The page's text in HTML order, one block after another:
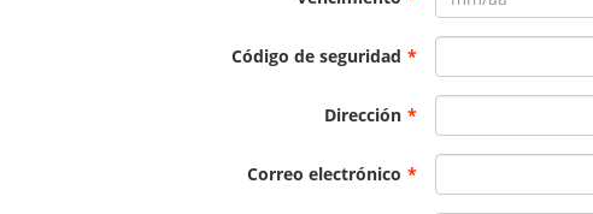
Código de seguridad *
Dirección *
Correo electrónico *